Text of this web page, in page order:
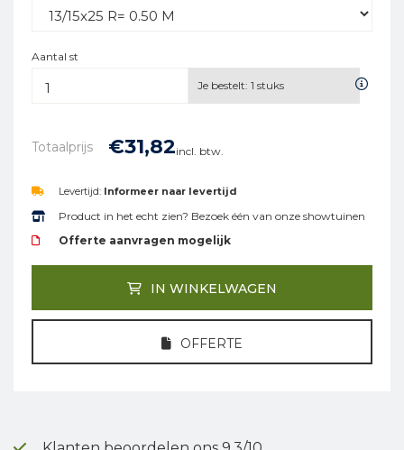
Aantal st
Je bestelt: 1 stuks
Totaalprijs €31,82incl. btw.
Levertijd: Informeer naar levertijd
Product in het echt zien? Bezoek één van onze showtuinen
Offerte aanvragen mogelijk
IN WINKELWAGEN
OFFERTE